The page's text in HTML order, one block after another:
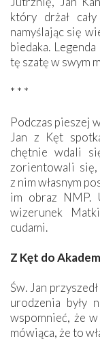
który drżał
namyślając się
biedaka.
tę szatę w swym
* * *
Podczas pieszej
Jan z Kęt
chętnie wdali
zorientowali
z nim własnym
im obraz NMP.
wizerunek
cudami.
Z Kęt do
Św. Jan
urodzenia były
wspomnieć, że
mówiąca, że to